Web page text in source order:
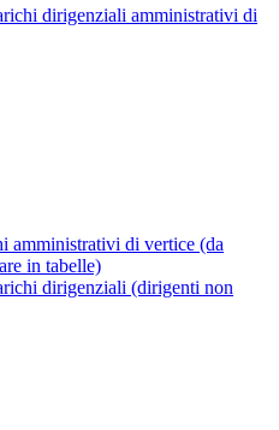
dirigenziali amministrativi di
amministrativi di vertice (da
in tabelle)
dirigenziali (dirigenti non